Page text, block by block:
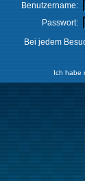
Benutzername:
Passwort:
Bei jedem
Ich habe